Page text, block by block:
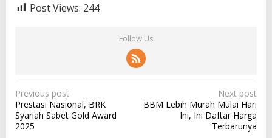
Post Views: 244
Follow Us
P
o
s
Previous post
Prestasi Nasional, BRK
Syariah Sabet Gold Award
2025
Next post
BBM Lebih Murah Mulai Hari
Ini, Ini Daftar Harga
Terbarunya